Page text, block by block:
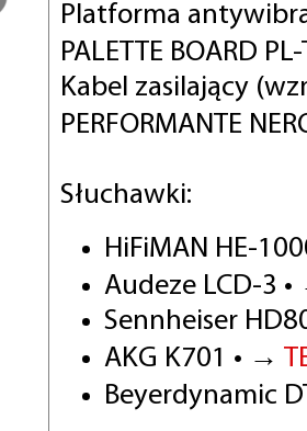
Platforma
PALETTE BOARD
Kabel zasilający
PERFORMANTE
Słuchawki:
HiFiMAN HE-
Audeze LCD-3
Sennheiser
AKG K701 • →
Beyerdynamic